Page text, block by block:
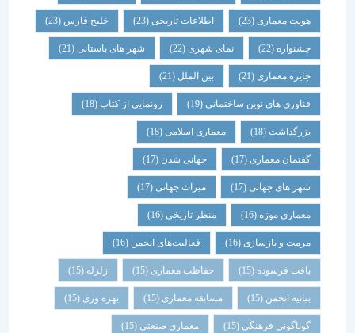
هویت معماری (23) اطلاعات تاریخی(23) خلیج فارس(23)
جشنواره(22) نمای شهری(22) شهر های باستانی (21)
جایزه معماری (21) بین الملل(21)
فناوری های نوین ساختمانی(19) رونمایی از کتاب (18)
بزرگداشت (18) معماری اسلامی(18)
گفتمان معماری (17) جهانی شدن(17)
شهر های جهانی(17) میراث جهانی(17)
معماری موزه(16) منظر تاریخی (16)
مرمت و بازسازی(16) فعالیت‌های انجمن(16)
بافت فرسوده (15) حفاظت معماری (15) زلزله
بیانیه انجمن(15) مسابقه معماری (15) بهره وری(15)
گوناگونی فرهنگی (15) معماری صنعتی(15)